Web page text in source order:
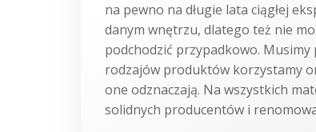
na pewno na długie lata ciągłej
danym wnętrzu, dlatego też nie
podchodzić przypadkowo. Musimy
rodzajów produktów korzystamy
one odznaczają. Na wszystkich
solidnych producentów i